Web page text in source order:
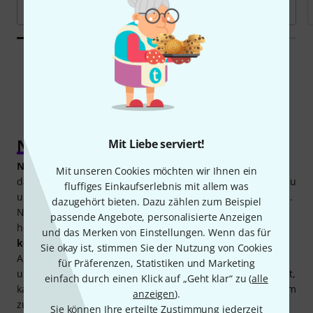
Mit Liebe serviert!
Mit unseren Cookies möchten wir Ihnen ein
fluffiges Einkaufserlebnis mit allem was
dazugehört bieten. Dazu zählen zum Beispiel
passende Angebote, personalisierte Anzeigen
und das Merken von Einstellungen. Wenn das für
Sie okay ist, stimmen Sie der Nutzung von Cookies
für Präferenzen, Statistiken und Marketing
einfach durch einen Klick auf „Geht klar“ zu (alle
anzeigen).
Sie können Ihre erteilte Zustimmung jederzeit
Alle Marken
Noten für Gitarre kaufen
Noten für Gitarresind ein wichtiger Bestandteil, wenn es
darum geht, die ersten Gehversuche auf dem Instrument zu
unternehmen oder die bisherigen Fähigkeiten auszubauen.
Noten können Anfängern und Fortgeschrittenen dabei
helfen,neue Songs zu lernen, dasGriffbrett besser
kennenzulernen oder die Harmonielehre zu trainieren
Auch wenn das Internet heutzutage einen schier
unendlichen Pool an Lernvideos, Tabs und Noten bereithält,
kann eine gut strukturierte Gitarrenschule oder ein sorgsam
zusammengestelltes Songbuch den Lernerfolg nachhaltig